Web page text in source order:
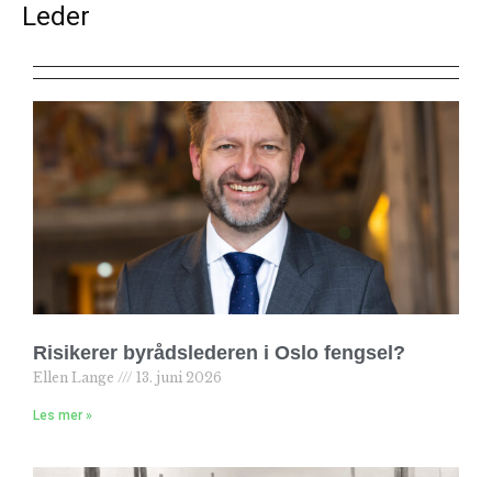
Leder
Risikerer byrådslederen i Oslo fengsel?
Ellen Lange 13. juni 2026
Les mer »